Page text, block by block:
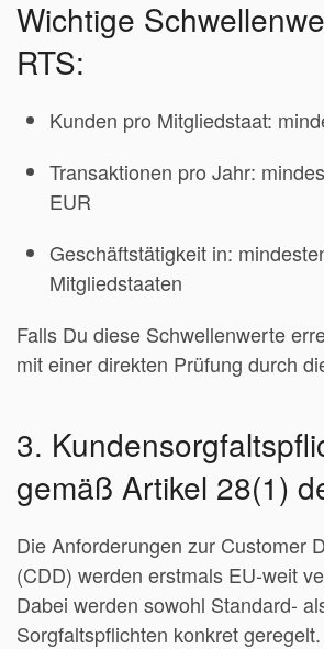
Wichtige
RTS:
Kunden pro Mitgliedstaat:
Transaktionen pro Jahr:
EUR
Geschäftstätigkeit in:
Mitgliedstaaten
Falls Du diese Schwellenwerte
mit einer direkten Prüfung durch
3.
gemäß Artikel 28(1)
Die Anforderungen zur Customer
(CDD) werden erstmals EU-weit
Dabei werden sowohl Standard-
Sorgfaltspflichten konkret geregelt.